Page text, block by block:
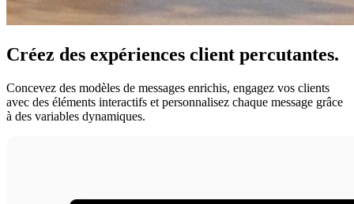
Créez des expériences client percutantes.
Concevez des modèles de messages enrichis, engagez vos clients
avec des éléments interactifs et personnalisez chaque message grâce
à des variables dynamiques.